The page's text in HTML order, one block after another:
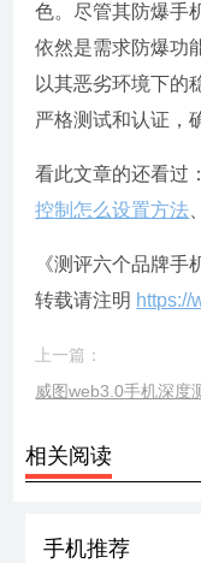
色。尽管其防爆手
依然是需求防爆功
以其恶劣环境下的
严格测试和认证，
看此文章的还看过
控制怎么设置方法
《测评六个品牌手
转载请注明 https://
上一篇：
威图web3.0手机深度
相关阅读
手机推荐